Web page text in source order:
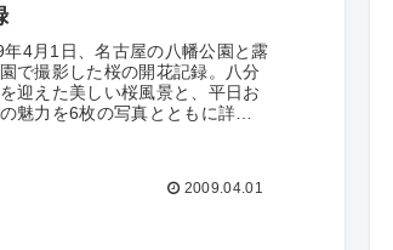
年4月1日、名古屋の八幡公園と露
で撮影した桜の開花記録。八分
迎えた美しい桜風景と、平日お
魅力を6枚の写真とともに詳し
2009.04.01